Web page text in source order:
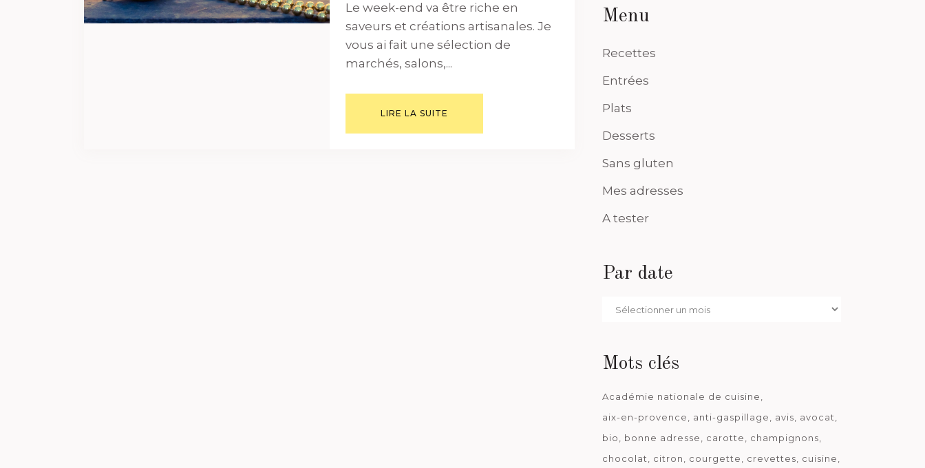
Le week-end va être riche en
saveurs et créations artisanales. Je
vous ai fait une sélection de
marchés, salons,...
LIRE LA SUITE
Menu
Recettes
Entrées
Plats
Desserts
Sans gluten
Mes adresses
A tester
Par date
Par
Mots clés
Académie nationale de cuisine
aix-en-provence
anti-gaspillage avis
avocat
bio
bonne adresse carotte
champignons
chocolat
citron courgette crevettes
cuisine